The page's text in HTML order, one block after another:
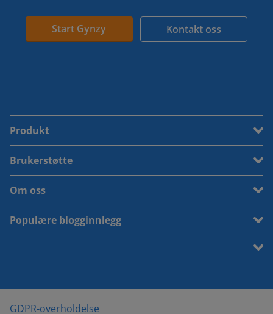
Start Gynzy Kontakt oss
Produkt
Brukerstøtte
Om oss
Populære blogginnlegg
GDPR-overholdelse